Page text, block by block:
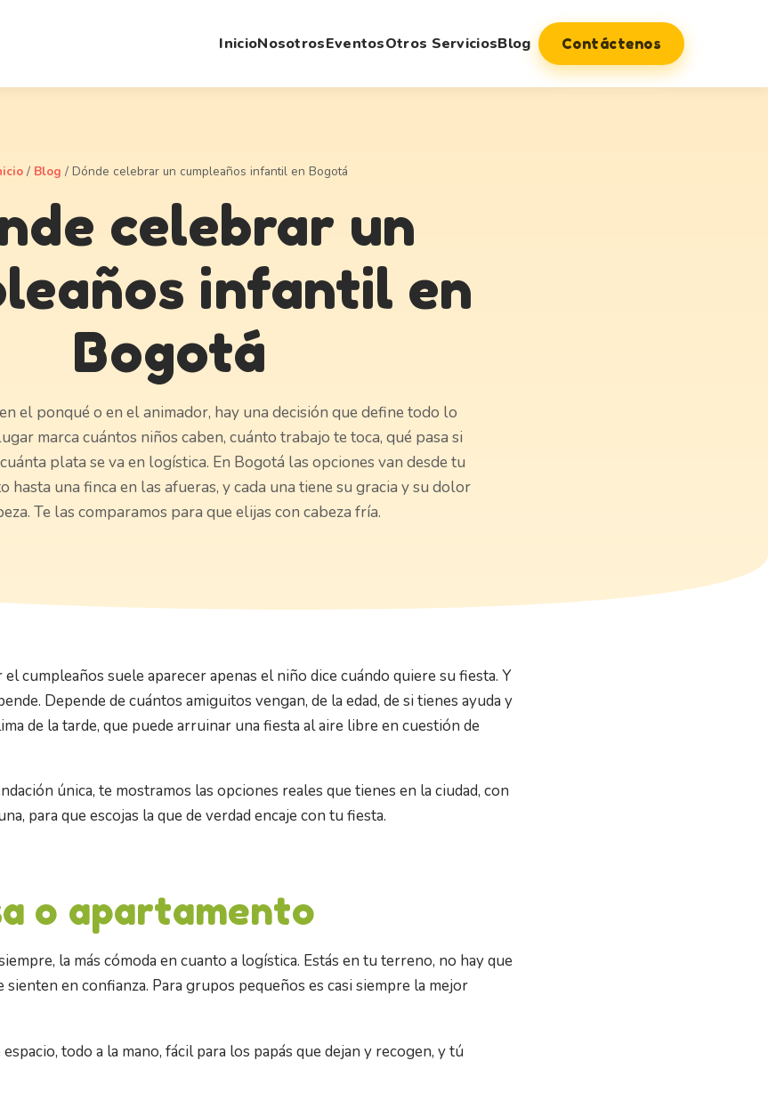
InicioNosotrosEventosOtros ServiciosBlog Contáctenos
/ Blog / Dónde celebrar un cumpleaños infantil en Bogotá
celebrar un
infantil en
Bogotá
el ponqué o en el animador, hay una decisión que define todo lo
marca cuántos niños caben, cuánto trabajo te toca, qué pasa si
plata se va en logística. En Bogotá las opciones van desde tu
hasta una finca en las afueras, y cada una tiene su gracia y su dolor
Te las comparamos para que elijas con cabeza fría.
cumpleaños suele aparecer apenas el niño dice cuándo quiere su fiesta. Y
Depende de cuántos amiguitos vengan, de la edad, de si tienes ayuda y
de la tarde, que puede arruinar una fiesta al aire libre en cuestión de
única, te mostramos las opciones reales que tienes en la ciudad, con
para que escojas la que de verdad encaje con tu fiesta.
o apartamento
la más cómoda en cuanto a logística. Estás en tu terreno, no hay que
sienten en confianza. Para grupos pequeños es casi siempre la mejor
todo a la mano, fácil para los papás que dejan y recogen, y tú